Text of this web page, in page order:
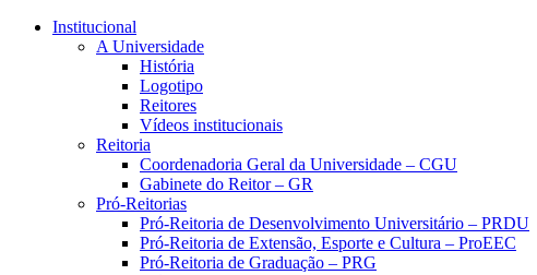
Conteúdo principal
Institucional
A Universidade
História
Logotipo
Reitores
Vídeos institucionais
Reitoria
Coordenadoria Geral da Universidade – CGU
Gabinete do Reitor – GR
Pró-Reitorias
Pró-Reitoria de Desenvolvimento Universitário – PRDU
Pró-Reitoria de Extensão, Esporte e Cultura – ProEEC
Pró-Reitoria de Graduação – PRG